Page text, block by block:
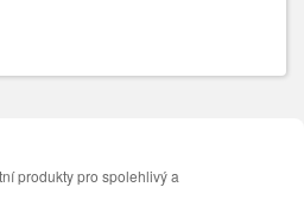
produkty pro spolehlivý a